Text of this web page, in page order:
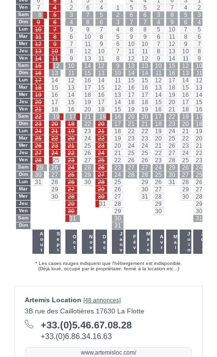
Ven
Sam
Dim
Lun
Mar
Mer
Jeu
Ven
Sam
Dim
Lun
Mar
Mer
Jeu
Ven
Sam
Dim
Lun
Mar
Mer
Jeu
Ven
Sam
Dim
Lun
Mar
Mer
Jeu
Ven
Sam
Dim
7
8
9
10
11
12
13
14
15
16
17
18
19
20
21
22
23
24
25
26
27
28
29
30
31
Aout
4
5
6
7
8
9
10
11
12
13
14
15
16
17
18
19
20
21
22
23
24
25
26
27
28
29
30
Sept
2
3
4
5
6
7
8
9
10
11
12
13
14
15
16
17
18
19
20
21
22
23
24
25
26
27
28
29
30
31
Oct
6
7
8
9
10
11
12
13
14
15
16
17
18
19
20
21
22
23
24
25
26
27
28
29
30
Nov
4
5
6
7
8
9
10
11
12
13
14
15
16
17
18
19
20
21
22
23
24
25
26
27
28
29
30
31
Dec
1
2
3
4
5
6
7
8
9
10
11
12
13
14
15
16
17
18
19
20
21
22
23
24
25
26
27
28
29
30
31
Janv
5
6
7
8
9
10
11
12
13
14
15
16
17
18
19
20
21
22
23
24
25
26
27
28
Fév
5
6
7
8
9
10
11
12
13
14
15
16
17
18
19
20
21
22
23
24
25
26
27
28
29
30
31
Mars
2
3
4
5
6
7
8
9
10
11
12
13
14
15
16
17
18
19
20
21
22
23
24
25
26
27
28
29
30
Avr
7
8
9
10
11
12
13
14
15
16
17
18
19
20
21
22
23
24
25
26
27
28
29
30
31
Mai
4
5
6
7
8
9
10
11
12
13
14
15
16
17
18
19
20
21
22
23
24
25
26
27
28
29
30
Juin
2
3
4
5
6
7
8
9
10
11
12
13
14
15
16
17
18
19
20
21
22
23
24
25
26
27
28
29
30
31
Juil
* Les cases rouges indiquent que l'hébergement est indisponible.
(Déjà loué, occupé par le propriétaire, fermé à la location etc...)
Artemis Location [48 annonces]
3B rue des Caillotières 17630 La Flotte
+33.(0)5.46.67.08.28
+33.(0)6.86.34.16.63
www.artemisloc.com/